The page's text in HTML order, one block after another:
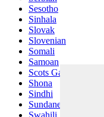
Sesotho
Sinhala
Slovak
Slovenian
Somali
Samoan
Scots Gaelic
Shona
Sindhi
Sundanese
Swahili